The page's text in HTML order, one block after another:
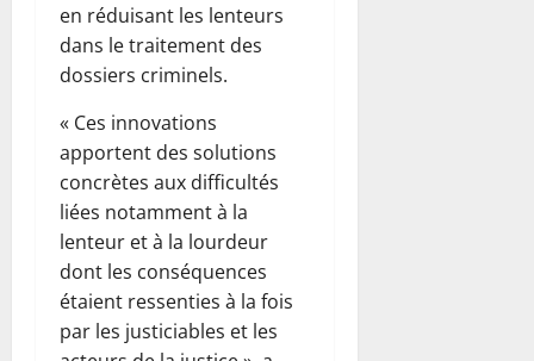
en réduisant les lenteurs
dans le traitement des
dossiers criminels.
« Ces innovations
apportent des solutions
concrètes aux difficultés
liées notamment à la
lenteur et à la lourdeur
dont les conséquences
étaient ressenties à la fois
par les justiciables et les